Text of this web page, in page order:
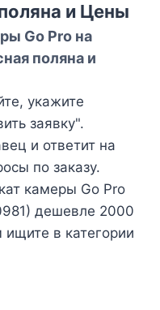
и Цены
Go Pro на
поляна и
укажите
заявку".
и ответит на
по заказу.
камеры Go Pro
дешевле 2000
ищите в категории